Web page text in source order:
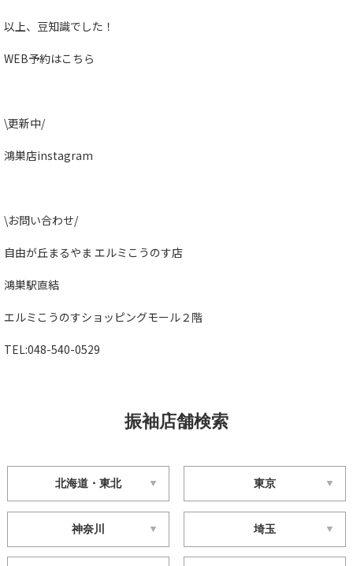
以上、豆知識でした！
WEB予約はこちら
\更新中/
鴻巣店instagram
\お問い合わせ/
自由が丘まるやま エルミこうのす店
鴻巣駅直結
エルミこうのすショッピングモール２階
TEL:048-540-0529
振袖店舗検索
北海道・東北 東京
神奈川 埼玉